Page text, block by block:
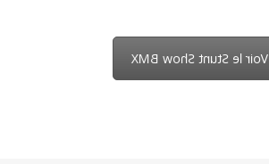
Voir le Stunt Show BMX